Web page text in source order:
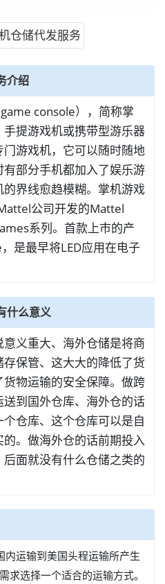
介绍
console），简称掌
提游戏机或携带型游乐器
游戏机，它可以随时随地
部分手机都加入了娱乐游
界线愈趋模糊。掌机游戏
公司开发的Mattel
系列。首款上市的产
是最早将LED应用在电子
什么意义
义重大、海外仓储是将商
保管、这大大的降低了货
物运输的安全保障。做跨
到国外仓库、海外仓的话
仓库、这个仓库可以是自
。做海外仓的话前期投入
面就没有什么仓储之类的
运输到美国头程运输所产生
求选择一个适合的运输方式。